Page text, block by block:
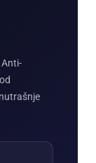
Anti-